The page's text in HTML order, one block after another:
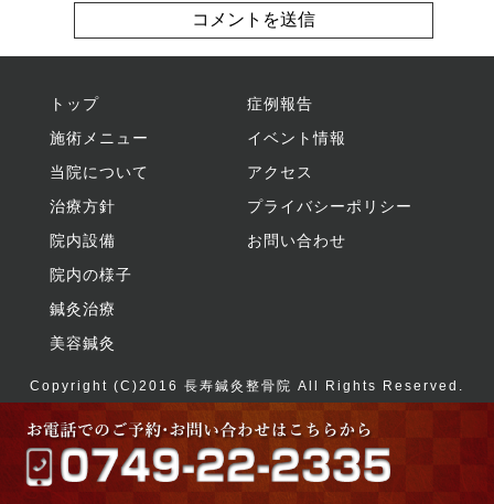
トップ
施術メニュー
当院について
治療方針
院内設備
院内の様子
鍼灸治療
美容鍼灸
症例報告
イベント情報
アクセス
プライバシーポリシー
お問い合わせ
Copyright (C)2016 長寿鍼灸整骨院 All Rights Reserved.